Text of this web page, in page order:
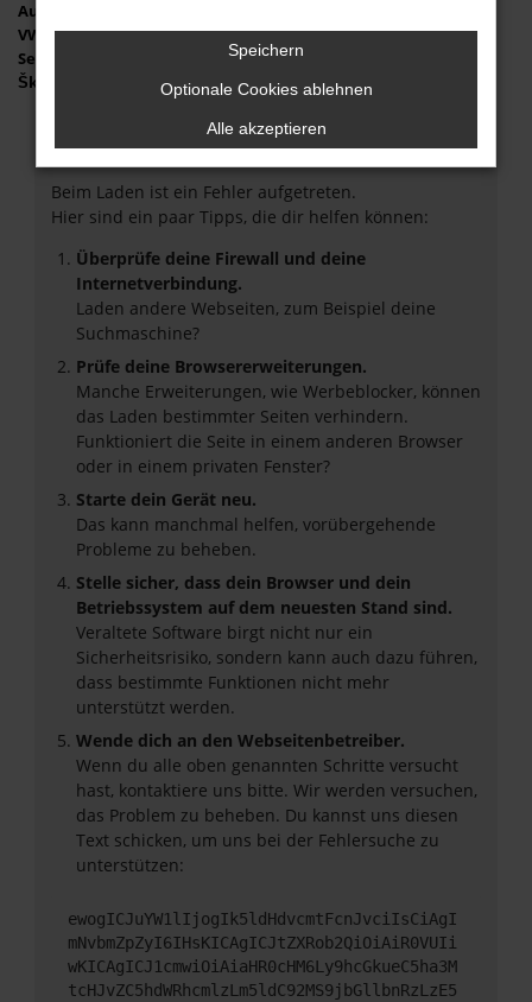
Audi
VW
Seat
Škoda
Fehler: Network Error
Beim Laden ist ein Fehler aufgetreten.
Hier sind ein paar Tipps, die dir helfen können:
Überprüfe deine Firewall und deine
Internetverbindung.
Laden andere Webseiten, zum Beispiel deine
Suchmaschine?
Prüfe deine Browsererweiterungen.
Manche Erweiterungen, wie Werbeblocker, können
das Laden bestimmter Seiten verhindern.
Funktioniert die Seite in einem anderen Browser
oder in einem privaten Fenster?
Starte dein Gerät neu.
Das kann manchmal helfen, vorübergehende
Probleme zu beheben.
Stelle sicher, dass dein Browser und dein
Betriebssystem auf dem neuesten Stand sind.
Veraltete Software birgt nicht nur ein
Sicherheitsrisiko, sondern kann auch dazu führen,
dass bestimmte Funktionen nicht mehr
unterstützt werden.
Wende dich an den Webseitenbetreiber.
Wenn du alle oben genannten Schritte versucht
hast, kontaktiere uns bitte. Wir werden versuchen,
das Problem zu beheben. Du kannst uns diesen
Text schicken, um uns bei der Fehlersuche zu
unterstützen:
ewogICJuYW1lIjogIk5ldHdvcmtFcnJvciIsCiAgI
mNvbmZpZyI6IHsKICAgICJtZXRob2QiOiAiR0VUIi
wKICAgICJ1cmwiOiAiaHR0cHM6Ly9hcGkueC5ha3M
tcHJvZC5hdWRhcmlzLm5ldC92MS9jbGllbnRzLzE5
Speichern
Optionale Cookies ablehnen
Alle akzeptieren